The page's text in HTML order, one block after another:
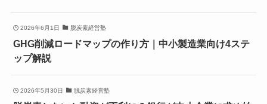
2026年6月1日 脱炭素経営塾
GHG削減ロードマップの作り方｜中小製造業向け4ステ
ップ解説
2026年5月30日 脱炭素経営塾